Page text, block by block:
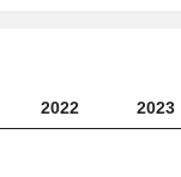
2022 2023